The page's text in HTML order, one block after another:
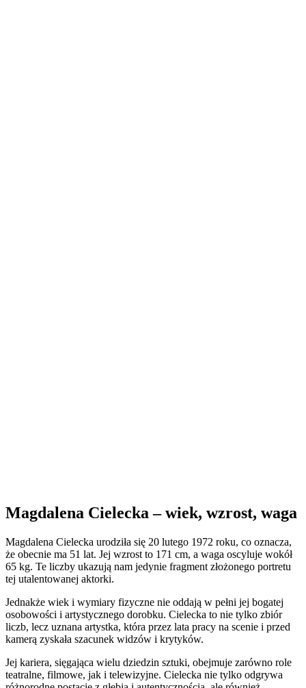
Magdalena Cielecka – wiek, wzrost, waga
Magdalena Cielecka urodziła się 20 lutego 1972 roku, co oznacza,
że obecnie ma 51 lat. Jej wzrost to 171 cm, a waga oscyluje wokół
65 kg. Te liczby ukazują nam jedynie fragment złożonego portretu
tej utalentowanej aktorki.
Jednakże wiek i wymiary fizyczne nie oddają w pełni jej bogatej
osobowości i artystycznego dorobku. Cielecka to nie tylko zbiór
liczb, lecz uznana artystka, która przez lata pracy na scenie i przed
kamerą zyskała szacunek widzów i krytyków.
Jej kariera, sięgająca wielu dziedzin sztuki, obejmuje zarówno role
teatralne, filmowe, jak i telewizyjne. Cielecka nie tylko odgrywa